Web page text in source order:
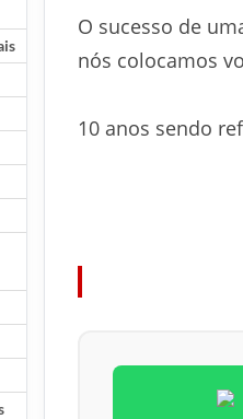
O sucesso de
nós colocamos
10 anos sendo